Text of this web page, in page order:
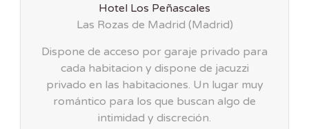
Hotel Los Peñascales
Las Rozas de Madrid (Madrid)
Dispone de acceso por garaje privado para
cada habitacion y dispone de jacuzzi
privado en las habitaciones. Un lugar muy
romántico para los que buscan algo de
intimidad y discreción.